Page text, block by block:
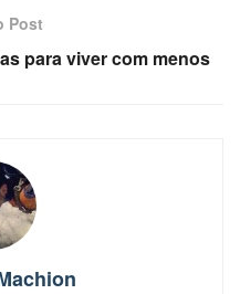
Post
para viver com menos